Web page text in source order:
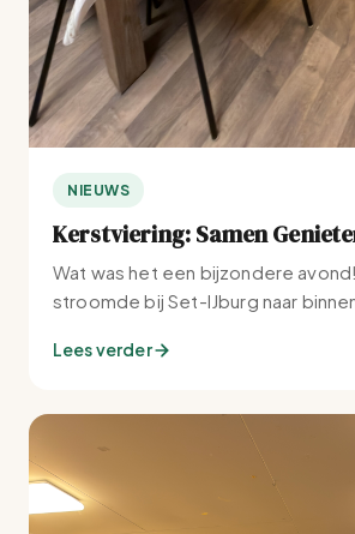
NIEUWS
Kerstviering: Samen
Wat was het een bijzondere
stroomde bij Set-IJburg naar
Lees verder